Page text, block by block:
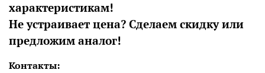
характеристикам!
Не устраивает цена? Сделаем скидку или
предложим аналог!
Контакты: